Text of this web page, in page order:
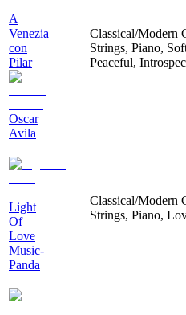
A
Venezia
con
Pilar
Oscar
Avila
Classical/Modern
Strings, Piano,
Peaceful,
Light
Of
Love
Music-
Panda
Classical/Modern
Strings, Piano,